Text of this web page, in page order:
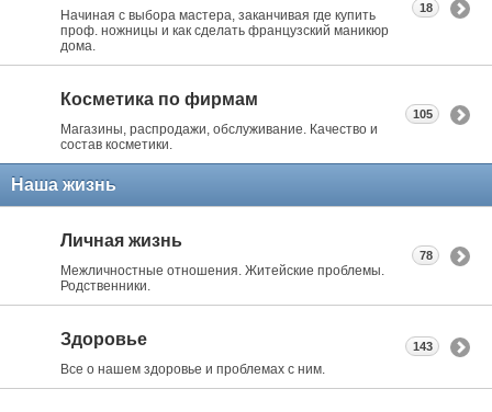
Начиная с выбора мастера, заканчивая где купить
проф. ножницы и как сделать французский маникюр
дома.
18
Косметика по фирмам
Магазины, распродажи, обслуживание. Качество и
состав косметики.
105
Наша жизнь
Личная жизнь
Межличностные отношения. Житейские проблемы.
Родственники.
78
Здоровье
Все о нашем здоровье и проблемах с ним.
143